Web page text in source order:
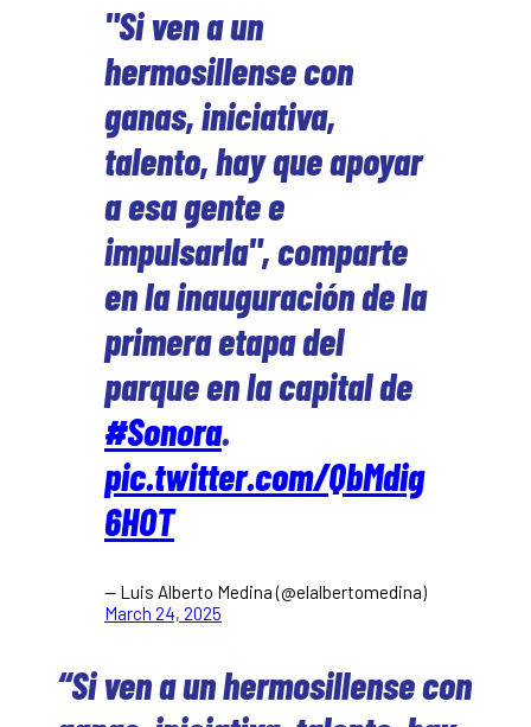
"Si ven a un
hermosillense con
ganas, iniciativa,
talento, hay que apoyar
a esa gente e
impulsarla", comparte
en la inauguración de la
primera etapa del
parque en la capital de
#Sonora.
pic.twitter.com/QbMdig
6HOT
— Luis Alberto Medina (@elalbertomedina)
March 24, 2025
“Si ven a un hermosillense con